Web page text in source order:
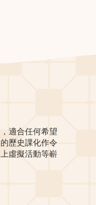
適合任何希望
歷史課化作令
虛擬活動等嶄